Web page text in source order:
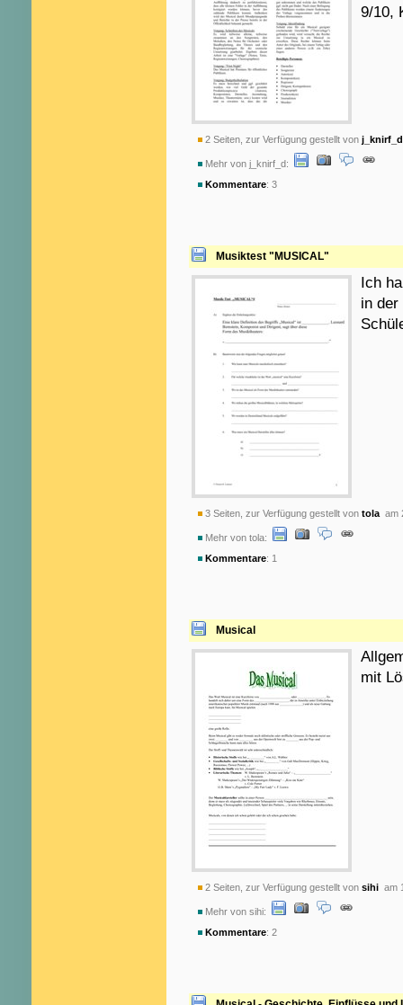
9/10,
2 Seiten, zur Verfügung gestellt von j_knirf_d
Mehr von j_knirf_d:
Kommentare: 3
Musiktest "MUSICAL"
Ich
in der
3 Seiten, zur Verfügung gestellt von tola am
Mehr von tola:
Kommentare: 1
Musical
mit
2 Seiten, zur Verfügung gestellt von sihi am
Mehr von sihi:
Kommentare: 2